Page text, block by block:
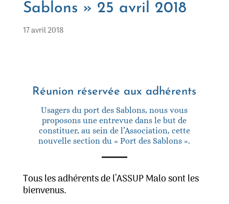
Sablons » 25 avril 2018
17 avril 2018
Réunion réservée aux adhérents
Usagers du port des Sablons, nous vous
proposons une entrevue dans le but de
constituer, au sein de l’Association, cette
nouvelle section du « Port des Sablons ».
Tous les adhérents de l’ASSUP Malo sont les
bienvenus.